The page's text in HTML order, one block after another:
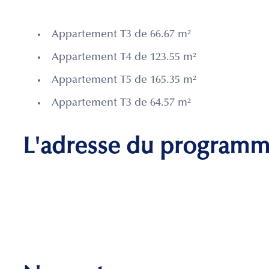
Appartement T3 de 66.67 m²
Appartement T4 de 123.55 m²
Appartement T5 de 165.35 m²
Appartement T3 de 64.57 m²
L'adresse du